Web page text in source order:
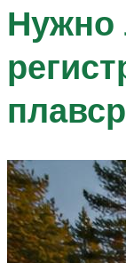
Нужно